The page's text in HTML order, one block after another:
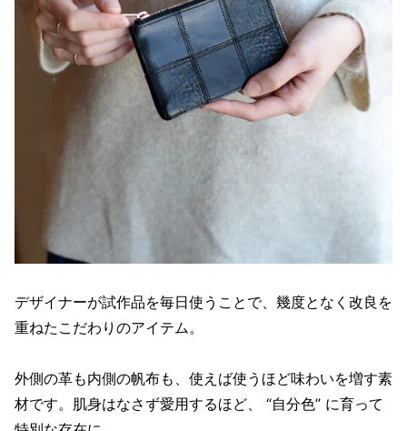
デザイナーが試作品を毎日使うことで、幾度となく改良を
重ねたこだわりのアイテム。
外側の革も内側の帆布も、使えば使うほど味わいを増す素
材です。肌身はなさず愛用するほど、 “自分色” に育って